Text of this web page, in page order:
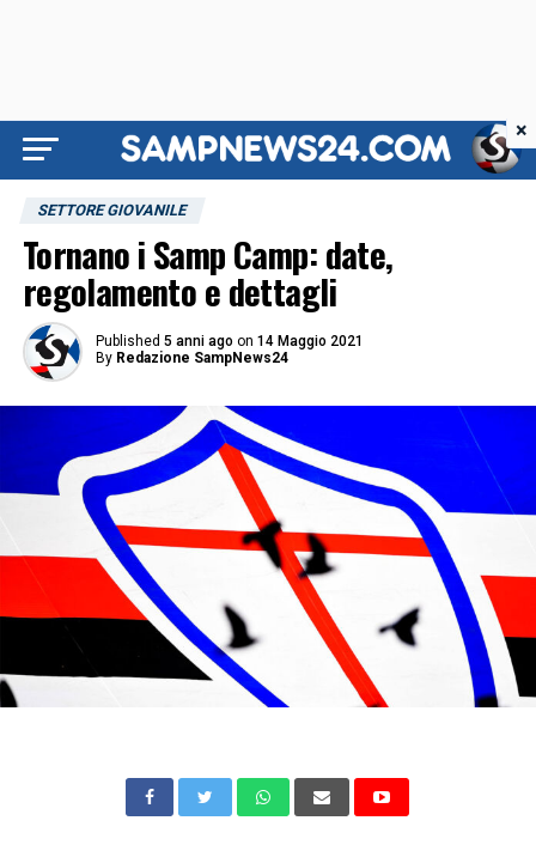
SETTORE GIOVANILE
Tornano i Samp Camp: date,
regolamento e dettagli
Published 5 anni ago on 14 Maggio 2021
By Redazione SampNews24
×